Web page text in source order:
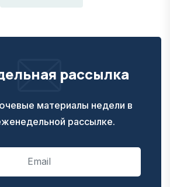
рассылка
материалы недели в
рассылке.